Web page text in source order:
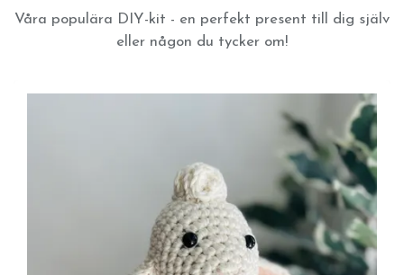
Våra populära DIY-kit - en perfekt present till dig själv
eller någon du tycker om!